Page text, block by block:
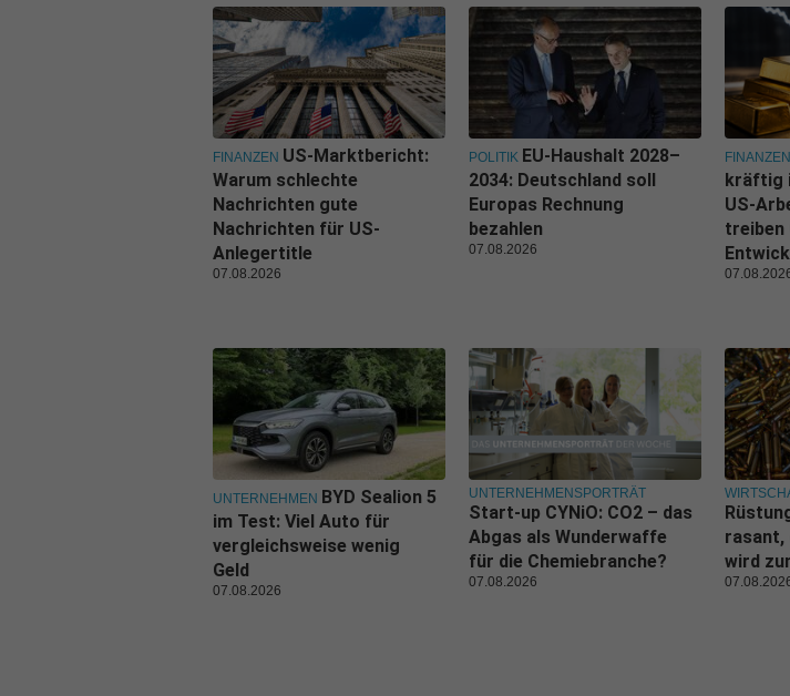
FINANZEN US-Marktbericht:
Warum schlechte
Nachrichten gute
Nachrichten für US-
Anlegertitle
07.08.2026
POLITIK EU-Haushalt 2028–
2034: Deutschland soll
Europas Rechnung
bezahlen
07.08.2026
FINANZEN
kräftig
US-
treiben
UNTERNEHMEN BYD Sealion 5
im Test: Viel Auto für
vergleichsweise wenig
Geld
07.08.2026
UNTERNEHMENSPORTRÄT
Start-up CYNiO: CO2 – das
Abgas als Wunderwaffe
für die Chemiebranche?
07.08.2026
rasant,
wird